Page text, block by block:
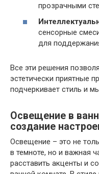
прозрачными
сенсорные
для
Все эти решения
эстетически приятные
подчеркивает стиль и
Освещение в
создание
Освещение – это не
в темноте, но и важная
расставить акценты и